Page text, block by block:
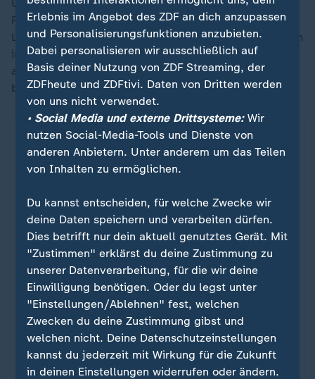
Und ähnlich sei das auch bei den großen
Rechenzentren. Da komme vieles aus anderen
Ländern. DieUSAundChinawürden Milliardensummen
investieren, so de Melo: "Inzwischen investiert Europa
auch kleinereMilliardensummen , aber es ist natürlich
bei Weitem nicht genug."
Chip-Branche in Europa
Europäische Zukunftstechnologien:
"Die Welt schläft nicht!"
Das Casimir-Institut an der niederländischen
Erlebnis im Angebot des ZDF an dich anzupassen
und Personalisierungsfunktionen anzubieten.
Dabei personalisieren wir ausschließlich auf
Basis deiner Nutzung von ZDF Streaming, der
ZDFheute und ZDFtivi. Daten von Dritten werden
von uns nicht verwendet.
• Social Media und externe Drittsysteme:Wir
nutzen Social-Media-Tools und Dienste von
anderen Anbietern. Unter anderem um das Teilen
von Inhalten zu ermöglichen.
Du kannst entscheiden, für welche Zwecke wir
deine Daten speichern und verarbeiten dürfen.
Dies betrifft nur dein aktuell genutztes Gerät. Mit
"Zustimmen" erklärst du deine Zustimmung zu
unserer Datenverarbeitung, für die wir deine
Einwilligung benötigen. Oder du legst unter
"Einstellungen/Ablehnen" fest, welchen
Zwecken du deine Zustimmung gibst und
welchen nicht. Deine Datenschutzeinstellungen
kannst du jederzeit mit Wirkung für die Zukunft
in deinen Einstellungen widerrufen oder ändern.